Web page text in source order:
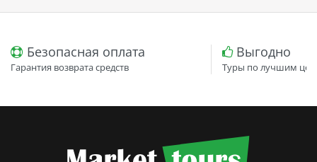
Безопасная оплата
Гарантия возврата средств
Выгодно
Туры по лучшим